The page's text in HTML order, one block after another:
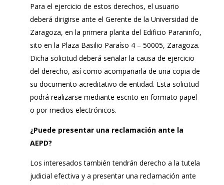
Para el ejercicio de estos derechos, el usuario
deberá dirigirse ante el Gerente de la Universidad de
Zaragoza, en la primera planta del Edificio Paraninfo,
sito en la Plaza Basilio Paraíso 4 – 50005, Zaragoza.
Dicha solicitud deberá señalar la causa de ejercicio
del derecho, así como acompañarla de una copia de
su documento acreditativo de entidad. Esta solicitud
podrá realizarse mediante escrito en formato papel
o por medios electrónicos.
¿Puede presentar una reclamación ante la
AEPD?
Los interesados también tendrán derecho a la tutela
judicial efectiva y a presentar una reclamación ante